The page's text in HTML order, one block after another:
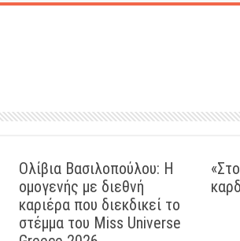
Ολίβια Βασιλοπούλου: Η
ομογενής με διεθνή
καριέρα που διεκδικεί το
στέμμα του Miss Universe